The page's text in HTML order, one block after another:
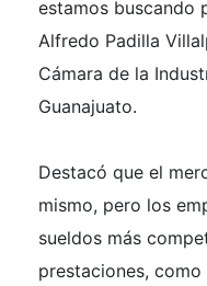
estamos buscando
Alfredo Padilla
Cámara de la
Guanajuato.
Destacó que el
mismo, pero los
sueldos más
prestaciones, como